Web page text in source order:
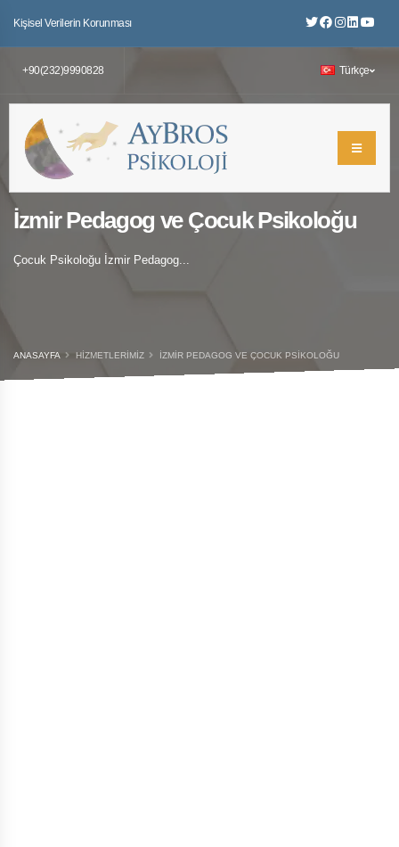
Kişisel Verilerin Korunması
+90(232)9990828 Türkçe
ANASAYFA HIZMETLERIMIZ İZMIR PEDAGOG VE ÇOCUK PSIKOLOĞU
İzmir Pedagog ve Çocuk Psikoloğu
Çocuk Psikoloğu İzmir Pedagog...